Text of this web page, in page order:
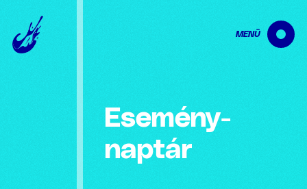
MENÜ
Esemény­
naptár